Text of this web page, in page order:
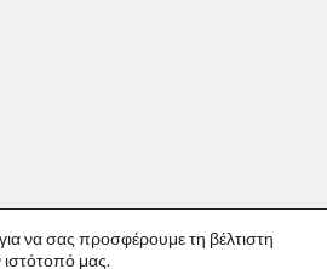
να σας προσφέρουμε τη βέλτιστη
μας.